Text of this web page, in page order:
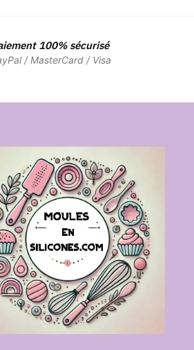
100% sécurisé
/ MasterCard / Visa